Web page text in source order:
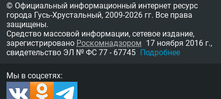
© Официальный информационный интернет ресурс
города Гусь-Хрустальный, 2009-2026 гг. Все права
защищены.
Средство массовой информации, сетевое издание,
зарегистрировано Роскомнадзором 17 ноября 2016 г.,
свидетельство ЭЛ № ФС 77 - 67745 Подробнее
Мы в соцсетях: